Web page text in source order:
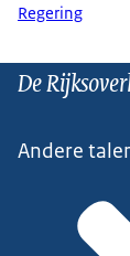
Regering
De
Andere